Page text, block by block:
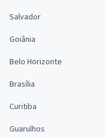
Salvador
Goiânia
Belo Horizonte
Brasília
Curitiba
Guarulhos